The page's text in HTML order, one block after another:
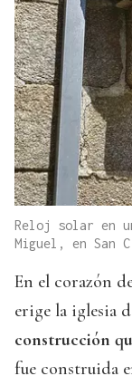
Reloj solar en
Miguel, en San
En el corazón
erige la iglesia
construcción
fue construida